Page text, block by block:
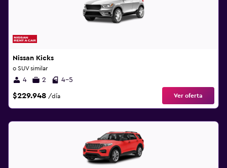
Nissan Kicks
o SUV similar
4 2 4-5
$229.948 /día Ver oferta